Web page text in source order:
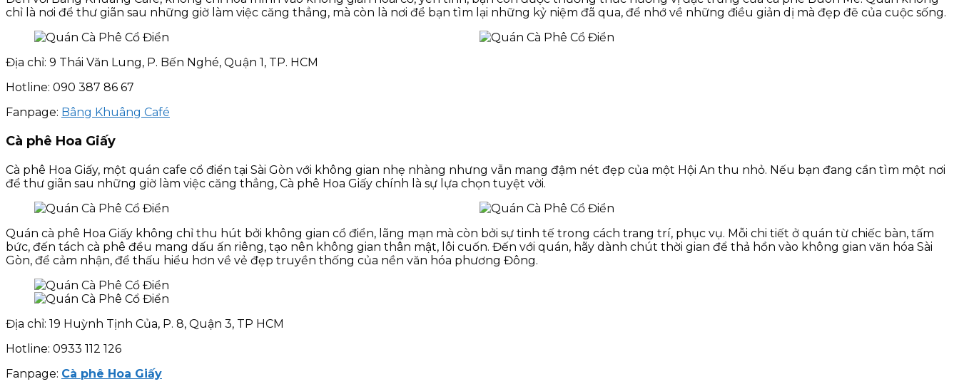
chỉ là nơi để thư giãn sau những giờ làm việc căng thẳng, mà còn là nơi để bạn tìm lại những kỷ niệm đã qua, để nhớ về những điều giản dị mà đẹp đẽ của cuộc sống.
Địa chỉ: 9 Thái Văn Lung, P. Bến Nghé, Quận 1, TP. HCM
Hotline: 090 387 86 67
Fanpage: Bâng Khuâng Café
Cà phê Hoa Giấy
Cà phê Hoa Giấy, một quán cafe cổ điển tại Sài Gòn với không gian nhẹ nhàng nhưng vẫn mang đậm nét đẹp của một Hội An thu nhỏ. Nếu bạn đang cần tìm một nơi
để thư giãn sau những giờ làm việc căng thẳng, Cà phê Hoa Giấy chính là sự lựa chọn tuyệt vời.
Quán cà phê Hoa Giấy không chỉ thu hút bởi không gian cổ điển, lãng mạn mà còn bởi sự tinh tế trong cách trang trí, phục vụ. Mỗi chi tiết ở quán từ chiếc bàn, tấm
bức, đến tách cà phê đều mang dấu ấn riêng, tạo nên không gian thân mật, lôi cuốn. Đến với quán, hãy dành chút thời gian để thả hồn vào không gian văn hóa Sài
Gòn, để cảm nhận, để thấu hiểu hơn về vẻ đẹp truyền thống của nền văn hóa phương Đông.
Địa chỉ: 19 Huỳnh Tịnh Của, P. 8, Quận 3, TP HCM
Hotline: 0933 112 126
Fanpage: Cà phê Hoa Giấy